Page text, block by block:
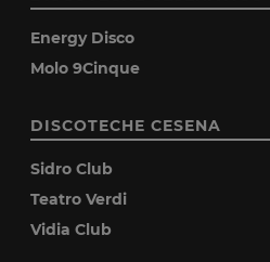
Energy Disco
Molo 9Cinque
DISCOTECHE CESENA
Sidro Club
Teatro Verdi
Vidia Club